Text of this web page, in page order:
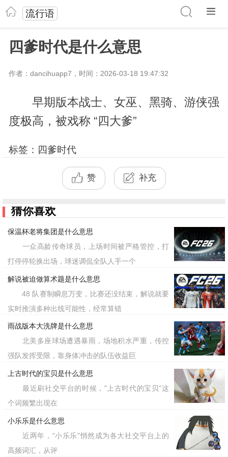
流行语
四爹时代是什么意思
作者：dancihuapp7，时间：2026-03-18 19:47:32
早期版本战士、女巫、黑骑、游侠强
度极高，被戏称 “四大爹”
标签：四爹时代
赞 补充
猜你喜欢
保温杯老将集团是什么意思
一众高龄传奇球员，上场时间被严格管控，打
打停停轮换出场，球迷调侃全队人手一个
解说被迫做算术题是什么意思
48 队赛制瞬息万变，比赛还没结束，解说就要
实时推演多种出线可能性，经常算错
雨战版本大洗牌是什么意思
北美多座球场遭遇暴雨，场地积水严重，传控
强队发挥受限，靠身体冲击的队伍收益巨
上古时代的宝贝是什么意思
最近刷社交平台的时候，"上古时代的宝贝"这
个词频繁出现在
小乐乐是什么意思
近两年，"小乐乐"悄然成为各大社交平台上的
高频词汇，从评